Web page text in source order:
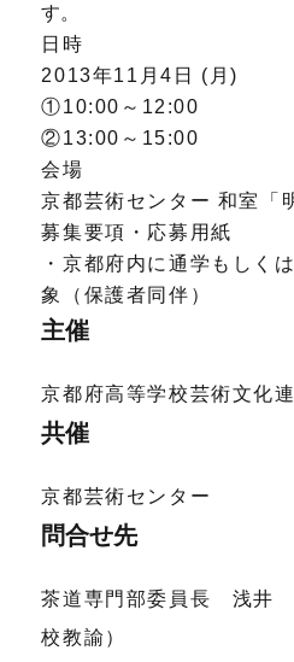
す。
日時
2013年11月4日 (月)
①10:00～12:00
②13:00～15:00
会場
京都芸術センター 和室「
募集要項・応募用紙
・京都府内に通学もしく
象（保護者同伴）
主催
京都府高等学校芸術文化
共催
京都芸術センター
問合せ先
茶道専門部委員長 浅井
校教諭）